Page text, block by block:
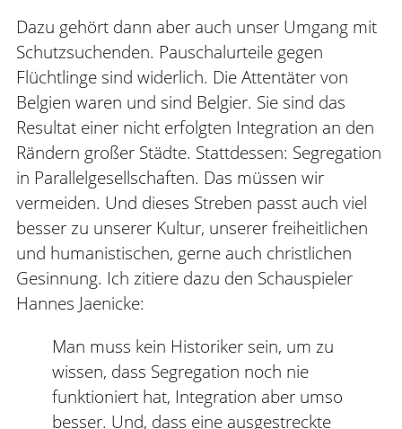
Dazu gehört dann aber auch unser Umgang mit
Schutzsuchenden. Pauschalurteile gegen
Flüchtlinge sind widerlich. Die Attentäter von
Belgien waren und sind Belgier. Sie sind das
Resultat einer nicht erfolgten Integration an den
Rändern großer Städte. Stattdessen: Segregation
in Parallelgesellschaften. Das müssen wir
vermeiden. Und dieses Streben passt auch viel
besser zu unserer Kultur, unserer freiheitlichen
und humanistischen, gerne auch christlichen
Gesinnung. Ich zitiere dazu den Schauspieler
Hannes Jaenicke:
Man muss kein Historiker sein, um zu
wissen, dass Segregation noch nie
funktioniert hat, Integration aber umso
besser. Und, dass eine ausgestreckte